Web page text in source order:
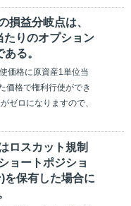
損益分岐点は、
たりのオプション
る。
価格に原資産1単位当
価格で権利行使ができ
ゼロになりますので、
ロスカット規制
ョートポジショ
を保有した場合に